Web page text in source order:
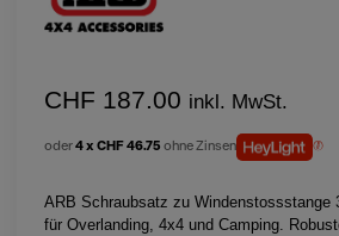
CHF 187.00 inkl. MwSt.
oder4 x CHF 46.75 ohne Zinsen
ARB Schraubsatz zu Windenstossstange
für Overlanding, 4x4 und Camping.